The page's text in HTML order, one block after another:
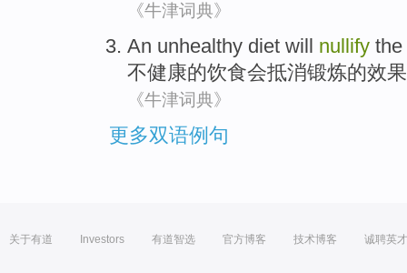
《牛津词典》
An unhealthy diet will nullify the
不健康的饮食会抵消锻炼的效果
《牛津词典》
更多双语例句
关于有道 Investors 有道智选 官方博客 技术博客 诚聘英才